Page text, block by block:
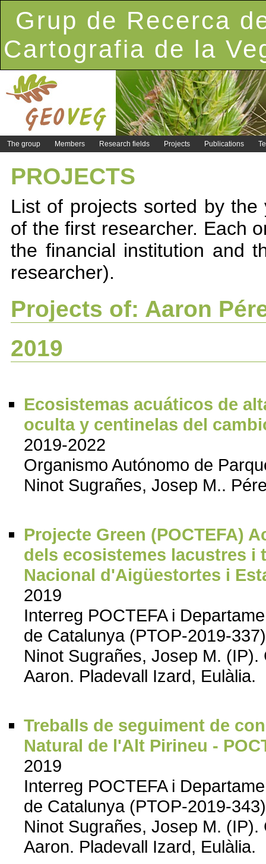
Grup de Recerca
Cartografia de la
The group Members Research fields Projects Publications
PROJECTS
List of projects sorted by
of the first researcher. Each
the financial institution and
researcher).
Projects of: Aaron
2019
Ecosistemas acuáticos de
oculta y centinelas del
2019-2022
Organismo Autónomo de
Ninot Sugrañes, Josep M..
Projecte Green (POCTEFA)
dels ecosistemes lacustres i
Nacional d'Aigüestortes i
2019
Interreg POCTEFA i
de Catalunya (PTOP-2019-337)
Ninot Sugrañes, Josep M.
Aaron. Pladevall Izard, Eulàlia.
Treballs de seguiment de
Natural de l'Alt Pirineu -
2019
Interreg POCTEFA i
de Catalunya (PTOP-2019-343)
Ninot Sugrañes, Josep M.
Aaron. Pladevall Izard, Eulàlia.